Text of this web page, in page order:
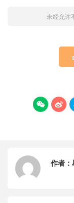
未经允许
 
作者：